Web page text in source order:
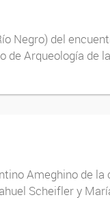
Negro) del
de Arqueología de
Ameghino de la
Scheifler y